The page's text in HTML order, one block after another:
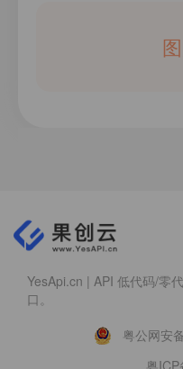
YesApi.cn | API 低代码/零
口。
粤公网安
粤